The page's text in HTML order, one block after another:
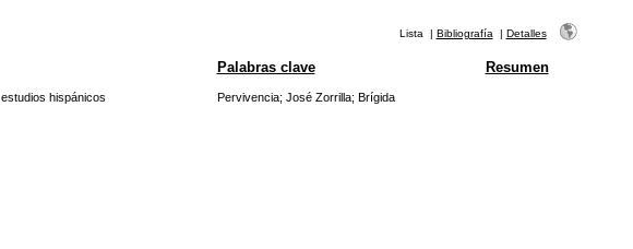
Lista | Bibliografía | Detalles
Palabras clave Resumen
hispánicos Pervivencia; José Zorrilla; Brígida